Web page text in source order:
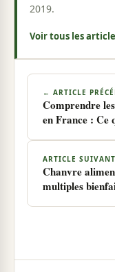
2019.
Voir tous les
← ARTICLE
Comprendre
en France : Ce
ARTICLE
Chanvre
multiples